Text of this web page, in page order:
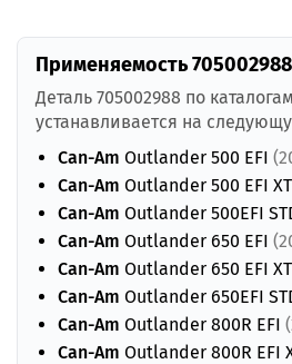
Применяемость
Деталь 705002988 по
устанавливается на
Can-Am Outlander 500 EFI
Can-Am Outlander 500 EFI XT
Can-Am Outlander 500EFI
Can-Am Outlander 650 EFI
Can-Am Outlander 650 EFI XT
Can-Am Outlander 650EFI
Can-Am Outlander 800R EFI
Can-Am Outlander 800R EFI